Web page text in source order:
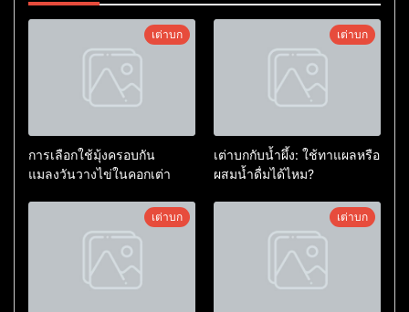
เต่าบก
การเลือกใช้มุ้งครอบกัน
แมลงวันวางไข่ในคอกเต่า
เต่าบก
เต่าบกกับน้ำผึ้ง: ใช้ทาแผลหรือ
ผสมน้ำดื่มได้ไหม?
เต่าบก เต่าบก